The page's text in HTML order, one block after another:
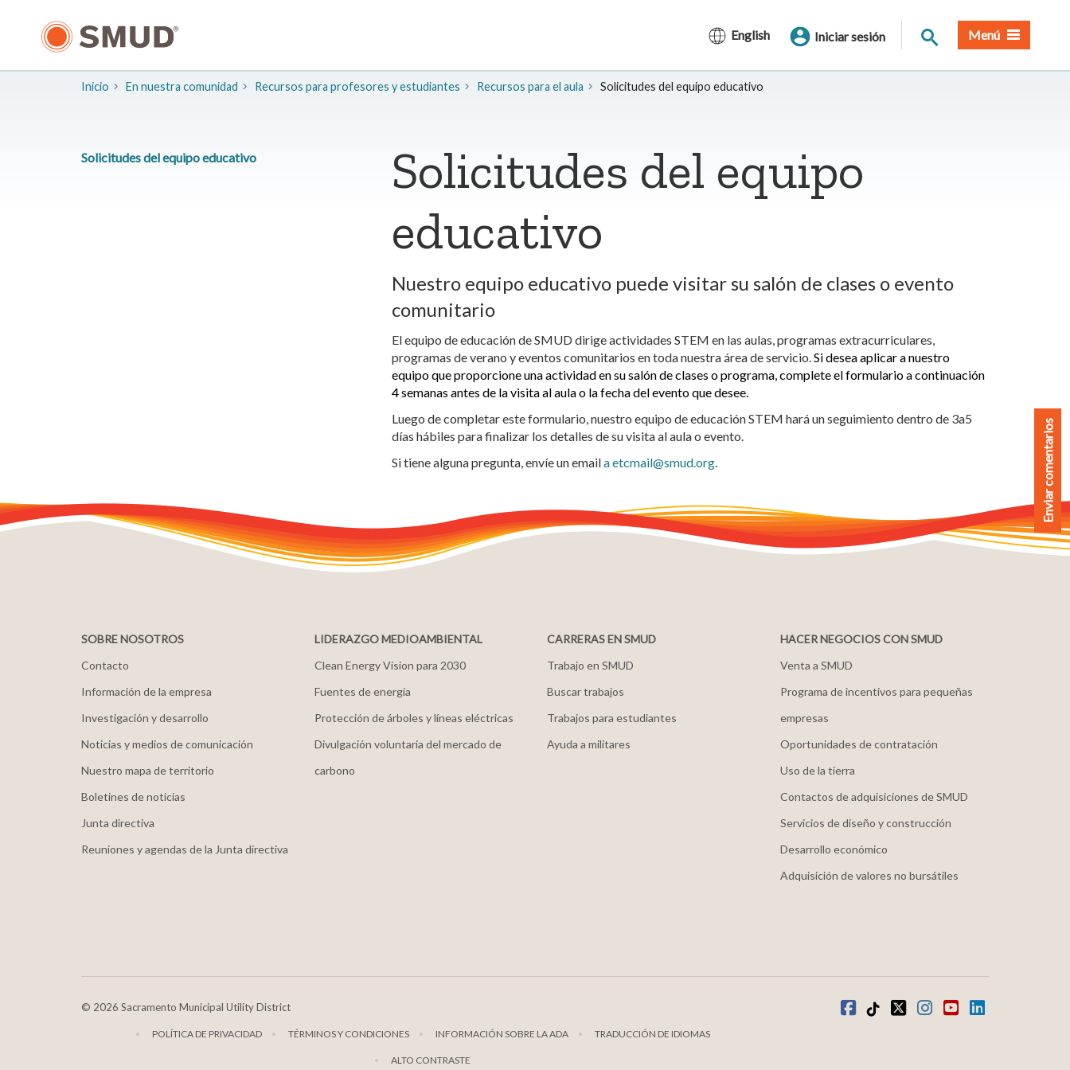
contenido
English Iniciar sesión Buscar en el sitio
Menú
Inicio En nuestra comunidad Recursos para profesores y estudiantes Recursos para el aula Solicitudes del equipo educativo
Solicitudes del equipo
educativo
Nuestro equipo educativo puede visitar su salón de clases o evento
comunitario
El equipo de educación de SMUD dirige actividades STEM en las aulas, programas extracurriculares,
programas de verano y eventos comunitarios en toda nuestra área de servicio.Si desea aplicar a nuestro
equipo que proporcione una actividad en su salón de clases o programa, complete el formulario a continuación
4 semanas antes de la visita al aula o la fecha del evento que desee.
Luego de completar este formulario, nuestro equipo de educación STEM hará un seguimiento dentro de 3a5
días hábiles para finalizar los detalles de su visita al aula o evento.
Si tiene alguna pregunta, envíe un emaila etcmail@smud.org.
Solicitudes del equipo educativo
SOBRE NOSOTROS
Contacto
Información de la empresa
Investigación y desarrollo
Noticias y medios de comunicación
Nuestro mapa de territorio
Boletines de noticias
Junta directiva
Reuniones y agendas de la Junta directiva
LIDERAZGO MEDIOAMBIENTAL
Clean Energy Vision para 2030
Fuentes de energía
Protección de árboles y líneas eléctricas
Divulgación voluntaria del mercado de
carbono
CARRERAS EN SMUD
Trabajo en SMUD
Buscar trabajos
Trabajos para estudiantes
Ayuda a militares
HACER NEGOCIOS CON SMUD
Venta a SMUD
Programa de incentivos para pequeñas
empresas
Oportunidades de contratación
Uso de la tierra
Contactos de adquisiciones de SMUD
Servicios de diseño y construcción
Desarrollo económico
Adquisición de valores no bursátiles
© 2026 Sacramento Municipal Utility District
POLÍTICA DE PRIVACIDAD TÉRMINOS Y CONDICIONES INFORMACIÓN SOBRE LA ADA TRADUCCIÓN DE IDIOMAS
ALTO CONTRASTE
Facebook
TikToktwitterInstagram
youtubeLinkedIn
Enviar comentarios